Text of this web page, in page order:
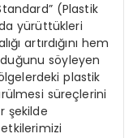
(Plastik
yürüttükleri
artırdığını hem
söyleyen
plastik
süreçlerini
şekilde